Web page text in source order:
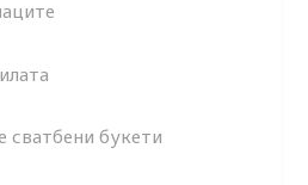
сватбени букети